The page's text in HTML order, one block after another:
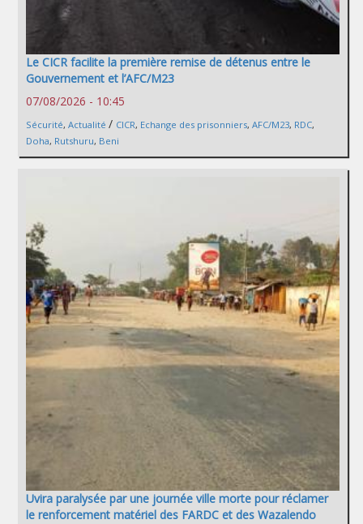
Le CICR facilite la première remise de détenus entre le
Gouvernement et l’AFC/M23
07/08/2026 - 10:45
Sécurité, Actualité / CICR, Echange des prisonniers, AFC/M23, RDC,
Doha, Rutshuru, Beni
Uvira paralysée par une journée ville morte pour réclamer
le renforcement matériel des FARDC et des Wazalendo